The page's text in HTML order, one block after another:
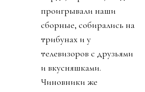
проигрывали наши
сборные, собирались на
трибунах и у
телевизоров с друзьями
и вкусняшками.
Чиновники же